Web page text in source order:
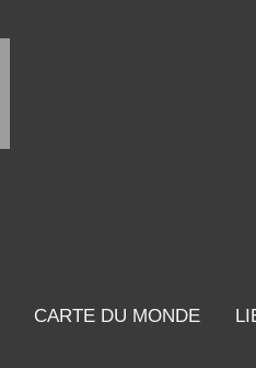
CARTE DU MONDE